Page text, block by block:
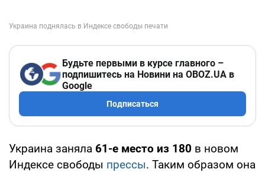
Будьте первыми в курсе главного –
подпишитесь на Новини на OBOZ.UA в
Google
Подписаться
Украина заняла 61-е место из 180 в новом
Индексе свободы прессы. Таким образом она